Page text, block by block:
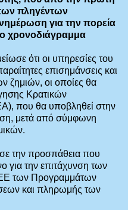
πληγέντων
για την πορεία
χρονοδιάγραμμα
ότι οι υπηρεσίες του
επισημάνσεις και
ζημιών, οι οποίες θα
Κρατικών
που θα υποβληθεί στην
μετά από σύμφωνη
την προσπάθεια που
για την επιτάχυνση των
ΕΕ των Προγραμμάτων
και πληρωμής των